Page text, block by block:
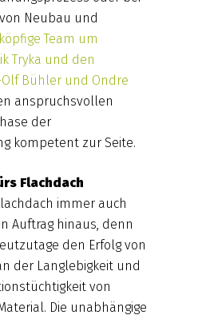
Neubau und
Team um
Tryka und den
Bühler und Ondre
anspruchsvollen
der
kompetent zur Seite.
Flachdach
immer auch
Auftrag hinaus, denn
den Erfolg von
der Langlebigkeit und
von
Die unabhängige